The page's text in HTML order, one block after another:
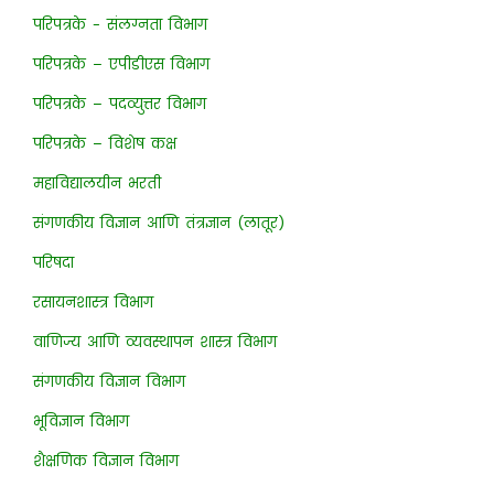
परिपत्रके - संलग्नता विभाग
परिपत्रके – एपीडीएस विभाग
परिपत्रके – पदव्युत्तर विभाग
परिपत्रके – विशेष कक्ष
महाविद्यालयीन भरती
संगणकीय विज्ञान आणि तंत्रज्ञान (लातूर)
परिषदा
रसायनशास्त्र विभाग
वाणिज्य आणि व्यवस्थापन शास्त्र विभाग
संगणकीय विज्ञान विभाग
भूविज्ञान विभाग
शैक्षणिक विज्ञान विभाग